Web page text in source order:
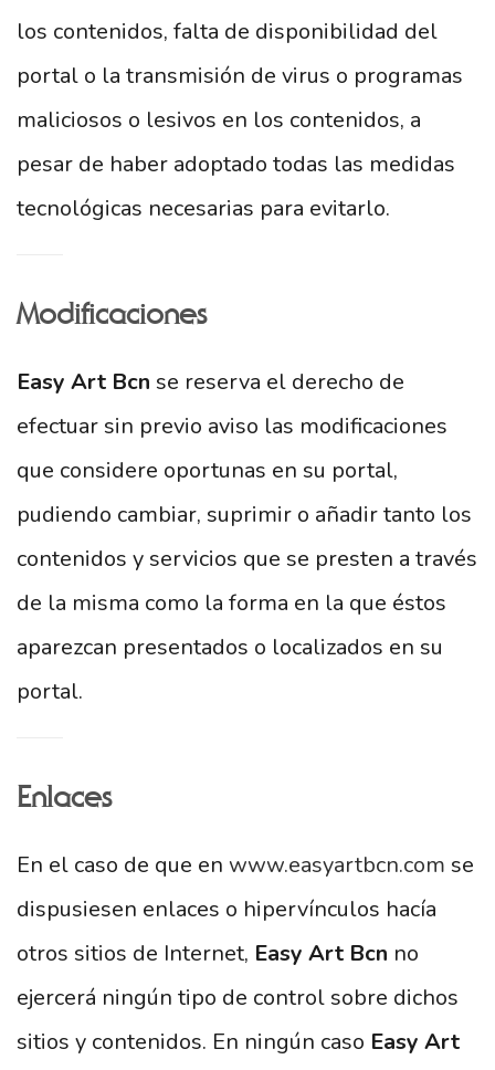
los contenidos, falta de disponibilidad del
portal o la transmisión de virus o programas
maliciosos o lesivos en los contenidos, a
pesar de haber adoptado todas las medidas
tecnológicas necesarias para evitarlo.
Modificaciones
Easy Art Bcn se reserva el derecho de
efectuar sin previo aviso las modificaciones
que considere oportunas en su portal,
pudiendo cambiar, suprimir o añadir tanto los
contenidos y servicios que se presten a través
de la misma como la forma en la que éstos
aparezcan presentados o localizados en su
portal.
Enlaces
En el caso de que en www.easyartbcn.com se
dispusiesen enlaces o hipervínculos hacía
otros sitios de Internet, Easy Art Bcn no
ejercerá ningún tipo de control sobre dichos
sitios y contenidos. En ningún caso Easy Art